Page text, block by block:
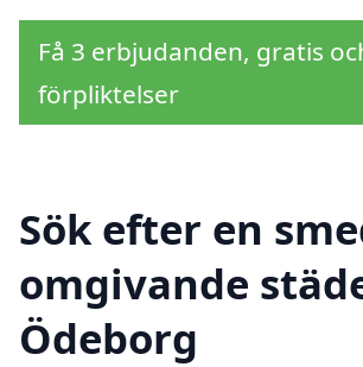
Få 3 erbjudanden, gratis
förpliktelser
Sök efter en
omgivande
Ödeborg